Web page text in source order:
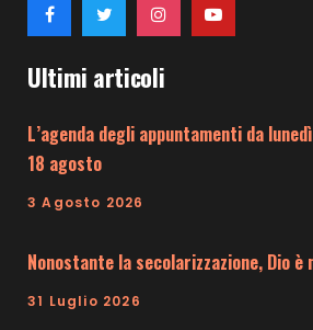
Ultimi articoli
L’agenda degli appuntamenti da
18 agosto
3 Agosto 2026
Nonostante la secolarizzazione, Dio
31 Luglio 2026